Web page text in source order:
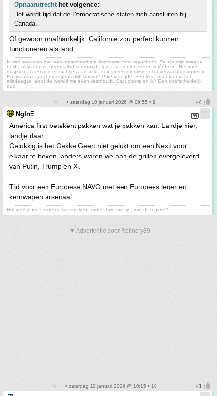
Opnaarutrecht het volgende:
Het wordt tijd dat de Democratische staten zich aansluiten bij
Canada.
Of gewoon onafhankelijk. Californië zou perfect kunnen
functioneren als land.
Ik ben een man met een onverklaarbare fascinatie voor capuchons. Ze zijn mijn tweede
huid—altijd om me heen, altijd vertrouwd. Ik draag ze niet alleen, ik lééf erin. Het voelt
magisch als iemand er zachtjes aan trekt, een speels moment vol onverwachte connectie.
En als mijn capuchon ergens blijft haken? Pure vreugde! Een klein avontuur in het
alledaagse, alsof de wereld me even vasthoudt. Capuchons en ik? Een onafscheidelijk
duo
• zaterdag 10 januari 2026 @ 09:55 • 9
NgInE
America first betekent pakken wat je pakken kan. Landje hier,
landje daar.
Gelukkig is het Gekke Geert niet gelukt om een Nexit voor
elkaar te boxen, anders waren we aan de grillen overgeleverd
van Putin, Trump en Xi.
Tijd voor een Europese NAVO met een Europees leger en
kernwapen arsenaal.
Hoeveel jonko's moeten we smoken, voordat we vrij zijn, van dit regime?
▼ Advertentie door Refinery89
• zaterdag 10 januari 2026 @ 10:15 • 10